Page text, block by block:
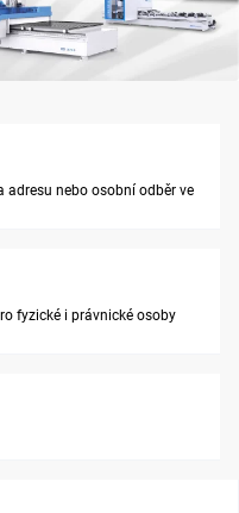
adresu nebo osobní odběr ve
fyzické i právnické osoby